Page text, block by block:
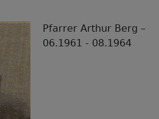
Pfarrer Arthur Berg –
06.1961 - 08.1964